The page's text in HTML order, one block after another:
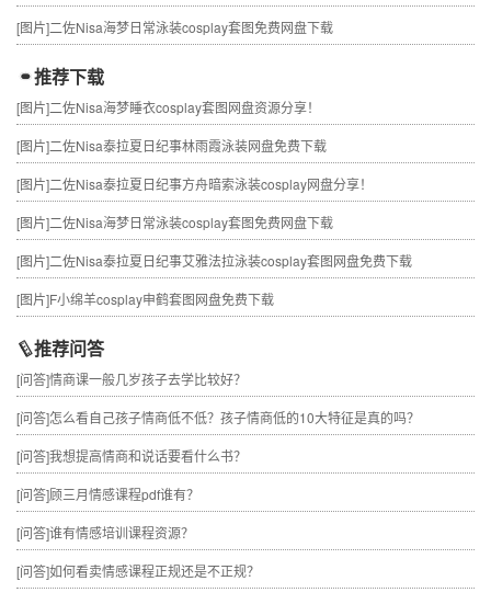
[图片]二佐Nisa海梦日常泳装cosplay套图免费网盘下载
推荐下载
[图片]二佐Nisa海梦睡衣cosplay套图网盘资源分享！
[图片]二佐Nisa泰拉夏日纪事林雨霞泳装网盘免费下载
[图片]二佐Nisa泰拉夏日纪事方舟暗索泳装cosplay网盘分享！
[图片]二佐Nisa海梦日常泳装cosplay套图免费网盘下载
[图片]二佐Nisa泰拉夏日纪事艾雅法拉泳装cosplay套图网盘免费下载
[图片]F小绵羊cosplay申鹤套图网盘免费下载
推荐问答
[问答]情商课一般几岁孩子去学比较好？
[问答]怎么看自己孩子情商低不低？孩子情商低的10大特征是真的吗？
[问答]我想提高情商和说话要看什么书？
[问答]顾三月情感课程pdf谁有？
[问答]谁有情感培训课程资源？
[问答]如何看卖情感课程正规还是不正规？